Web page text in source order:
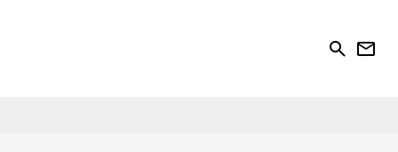
search newsletter